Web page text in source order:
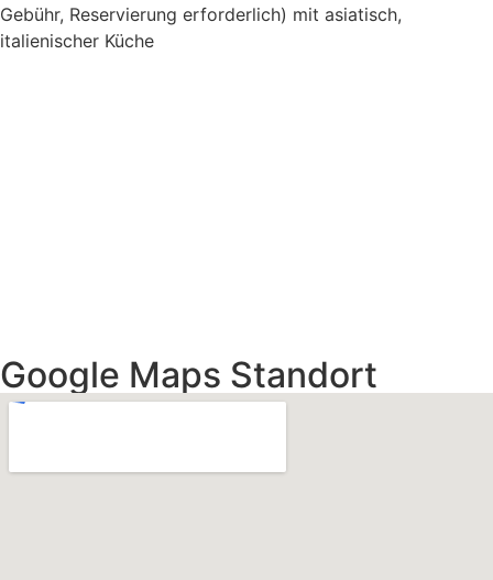
Gebühr, Reservierung erforderlich) mit asiatisch,
italienischer Küche
Google Maps Standort